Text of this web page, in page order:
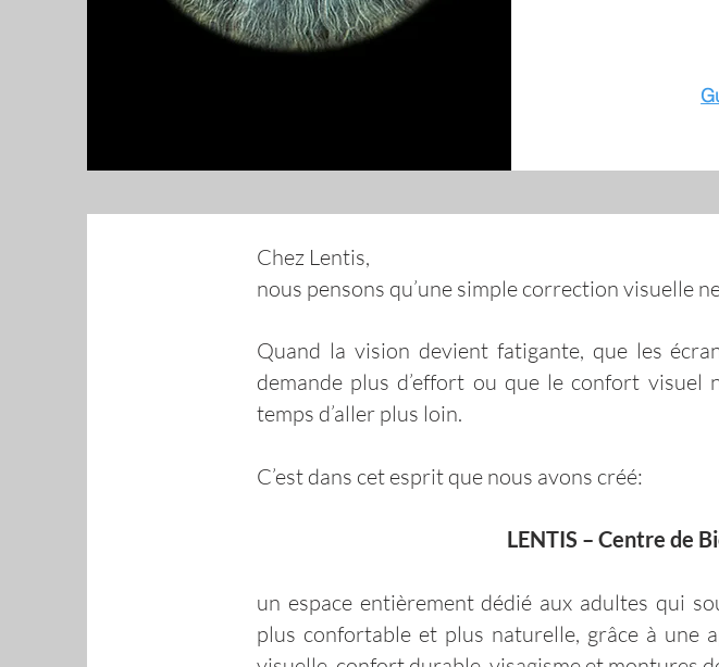
Chez Lentis,
nous pensons qu’une simple correction visuelle
Quand la vision devient fatigante, que les
demande plus d’effort ou que le confort visuel
temps d’aller plus loin.
C’est dans cet esprit que nous avons créé:
LENTIS – Centre de
un espace entièrement dédié aux adultes qui
plus confortable et plus naturelle, grâce à une